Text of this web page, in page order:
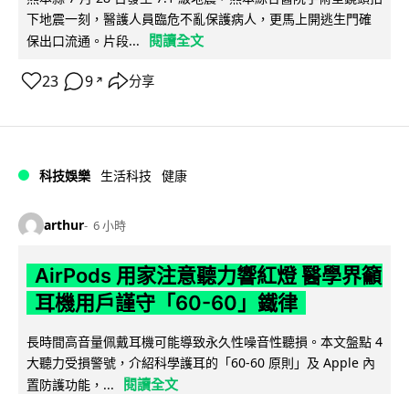
下地震一刻，醫護人員臨危不亂保護病人，更馬上開逃生門確
保出口流通。片段...
閱讀全文
23 9 ↗ 分享
科技娛樂 生活科技 健康
arthur 6 小時
AirPods 用家注意聽力響紅燈 醫學界籲
耳機用戶謹守「60-60」鐵律
長時間高音量佩戴耳機可能導致永久性噪音性聽損。本文盤點 4
大聽力受損警號，介紹科學護耳的「60-60 原則」及 Apple 內
置防護功能，...
閱讀全文